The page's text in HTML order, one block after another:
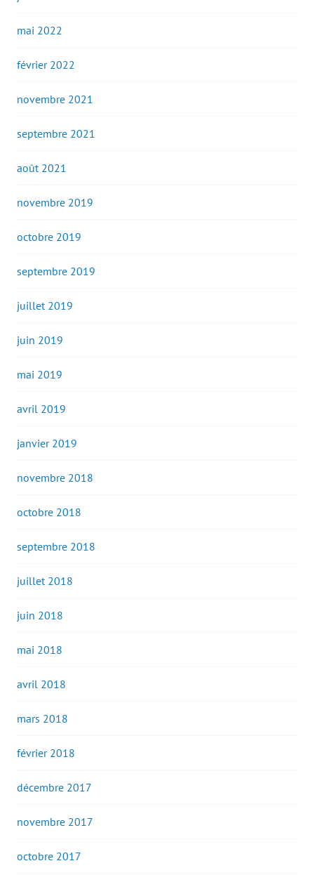
mai 2022
février 2022
novembre 2021
septembre 2021
août 2021
novembre 2019
octobre 2019
septembre 2019
juillet 2019
juin 2019
mai 2019
avril 2019
janvier 2019
novembre 2018
octobre 2018
septembre 2018
juillet 2018
juin 2018
mai 2018
avril 2018
mars 2018
février 2018
décembre 2017
novembre 2017
octobre 2017